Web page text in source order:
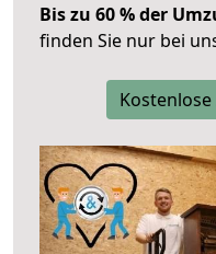
Bis zu 60 % der
finden Sie nur bei